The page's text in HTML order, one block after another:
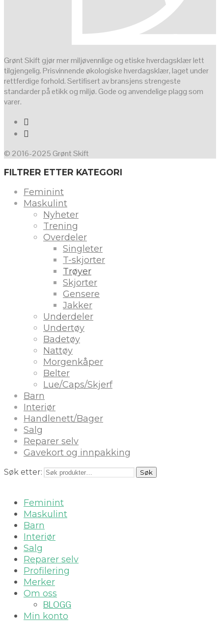
Grønt Skift gjør mer miljøvennlige og etiske hverdagsklær lett
tilgjengelig. Prisvinnende økologiske hverdagsklær, laget under
rettferdige forhold. Sertifisert av bransjens strengeste
standarder på etikk og miljø. Gode og anvendelige plagg som
varer.
© 2016-2025 Grønt Skift
FILTRER ETTER KATEGORI
Feminint
Maskulint
Nyheter
Trening
Overdeler
Singleter
T-skjorter
Trøyer
Skjorter
Gensere
Jakker
Underdeler
Undertøy
Badetøy
Nattøy
Morgenkåper
Belter
Lue/Caps/Skjerf
Barn
Interiør
Handlenett/Bager
Salg
Reparer selv
Gavekort og innpakking
Søk etter: Søk
Feminint
Maskulint
Barn
Interiør
Salg
Reparer selv
Profilering
Merker
Om oss
BLOGG
Min konto